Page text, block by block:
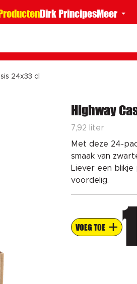
Dirk PrincipesMeer
24x33 cl
Highway
7,92 liter
Met deze 24-
smaak van
Liever een
voordelig.
VOEG TOE